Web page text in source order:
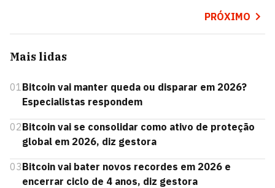
PRÓXIMO
Mais lidas
01Bitcoin vai manter queda ou disparar em 2026?
Especialistas respondem
02Bitcoin vai se consolidar como ativo de proteção
global em 2026, diz gestora
03Bitcoin vai bater novos recordes em 2026 e
encerrar ciclo de 4 anos, diz gestora